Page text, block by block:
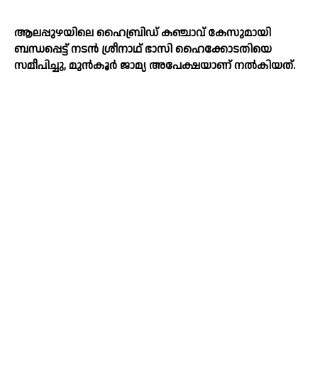
ആലപ്പുഴയിലെ ഹൈബ്രിഡ് കഞ്ചാവ് കേസുമായി
ബന്ധപ്പെട്ട് നടൻ ശ്രീനാഥ് ഭാസി ഹൈക്കോടതിയെ
സമീപിച്ചു, മുൻകൂർ ജാമ്യ അപേക്ഷയാണ് നല്‍കിയത്.